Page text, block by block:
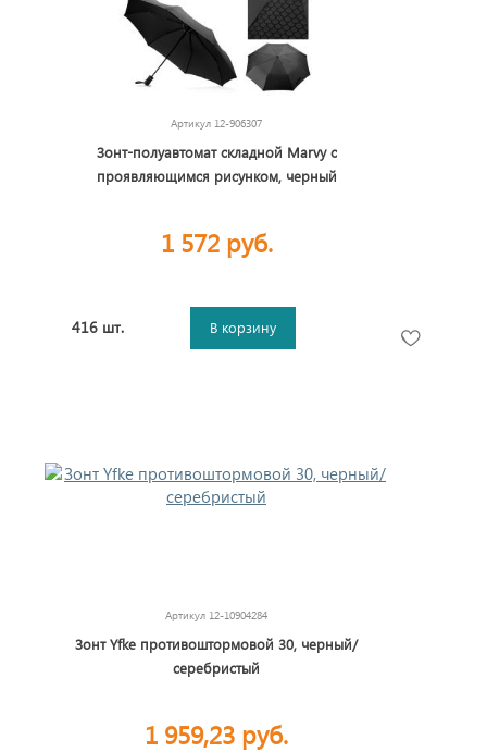
Артикул 12-906307
Зонт-полуавтомат складной Marvy с
проявляющимся рисунком, черный
1 572 руб.
416 шт. В корзину
Артикул 12-10904284
Зонт Yfke противоштормовой 30, черный/
серебристый
1 959,23 руб.